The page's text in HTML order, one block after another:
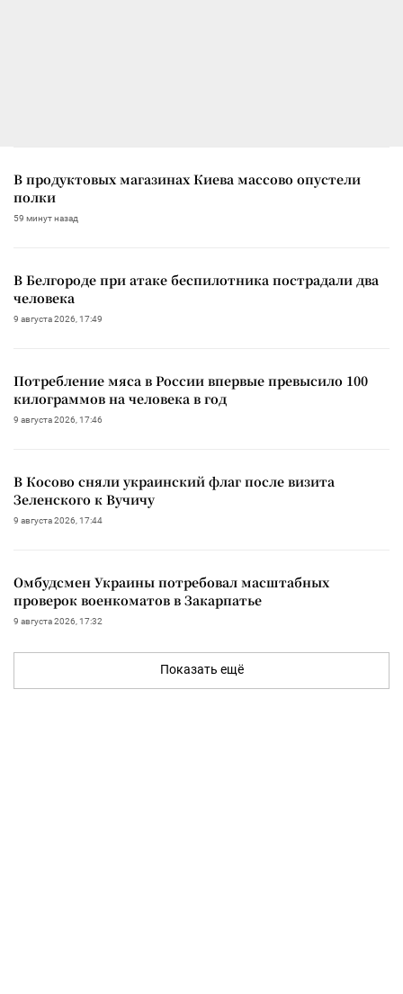
В продуктовых магазинах Киева массово опустели
полки
59 минут назад
В Белгороде при атаке беспилотника пострадали два
человека
9 августа 2026, 17:49
Потребление мяса в России впервые превысило 100
килограммов на человека в год
9 августа 2026, 17:46
В Косово сняли украинский флаг после визита
Зеленского к Вучичу
9 августа 2026, 17:44
Омбудсмен Украины потребовал масштабных
проверок военкоматов в Закарпатье
9 августа 2026, 17:32
Показать ещё